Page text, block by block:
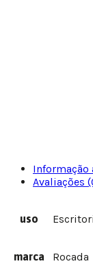
Informação
Avaliações
uso
marca Rocada